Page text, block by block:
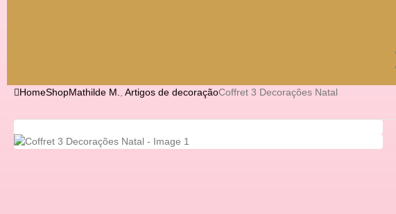
HomeShopMathilde M. Artigos de decoraçãoCoffret 3 Decorações Natal